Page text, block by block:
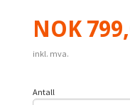
Pris
NOK
inkl. mva.
Antall